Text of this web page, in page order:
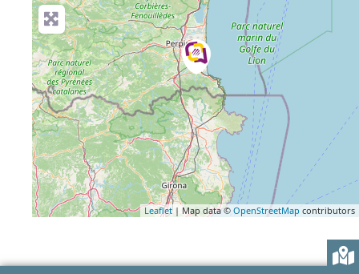
Leaflet| Map data © OpenStreetMap contributors